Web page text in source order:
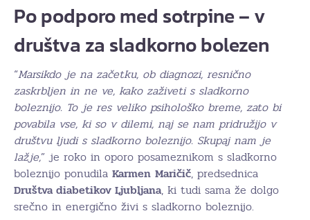
Po podporo med sotrpine – v
društva za sladkorno bolezen
“Marsikdo je na začetku, ob diagnozi, resnično
zaskrbljen in ne ve, kako zaživeti s sladkorno
boleznijo. To je res veliko psihološko breme, zato bi
povabila vse, ki so v dilemi, naj se nam pridružijo v
društvu ljudi s sladkorno boleznijo. Skupaj nam je
lažje,” je roko in oporo posameznikom s sladkorno
boleznijo ponudila Karmen Maričič, predsednica
Društva diabetikov Ljubljana, ki tudi sama že dolgo
srečno in energično živi s sladkorno boleznijo.